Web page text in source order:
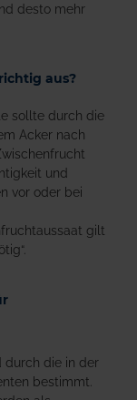
desto mehr
aus?
sollte durch die
Acker nach
und
vor oder bei
gilt
durch die in der
bestimmt.